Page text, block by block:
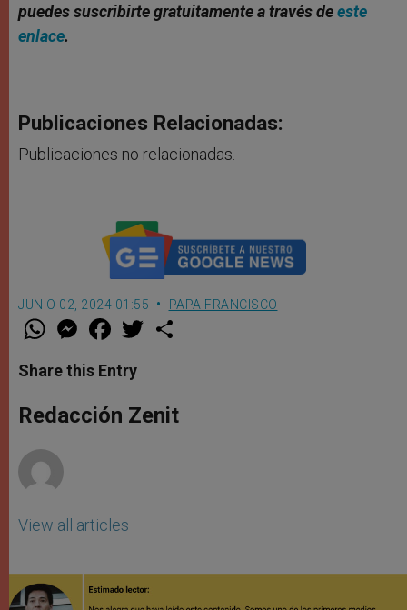
puedes suscribirte gratuitamente a través deeste
enlace.
Publicaciones Relacionadas:
Publicaciones no relacionadas.
JUNIO 02, 2024 01:55 PAPA FRANCISCO
W
t
s
p
p
M
e
s
e
g
e
F
a
e
b
o
k
w
r
Share this Entry
Redacción Zenit
View all articles